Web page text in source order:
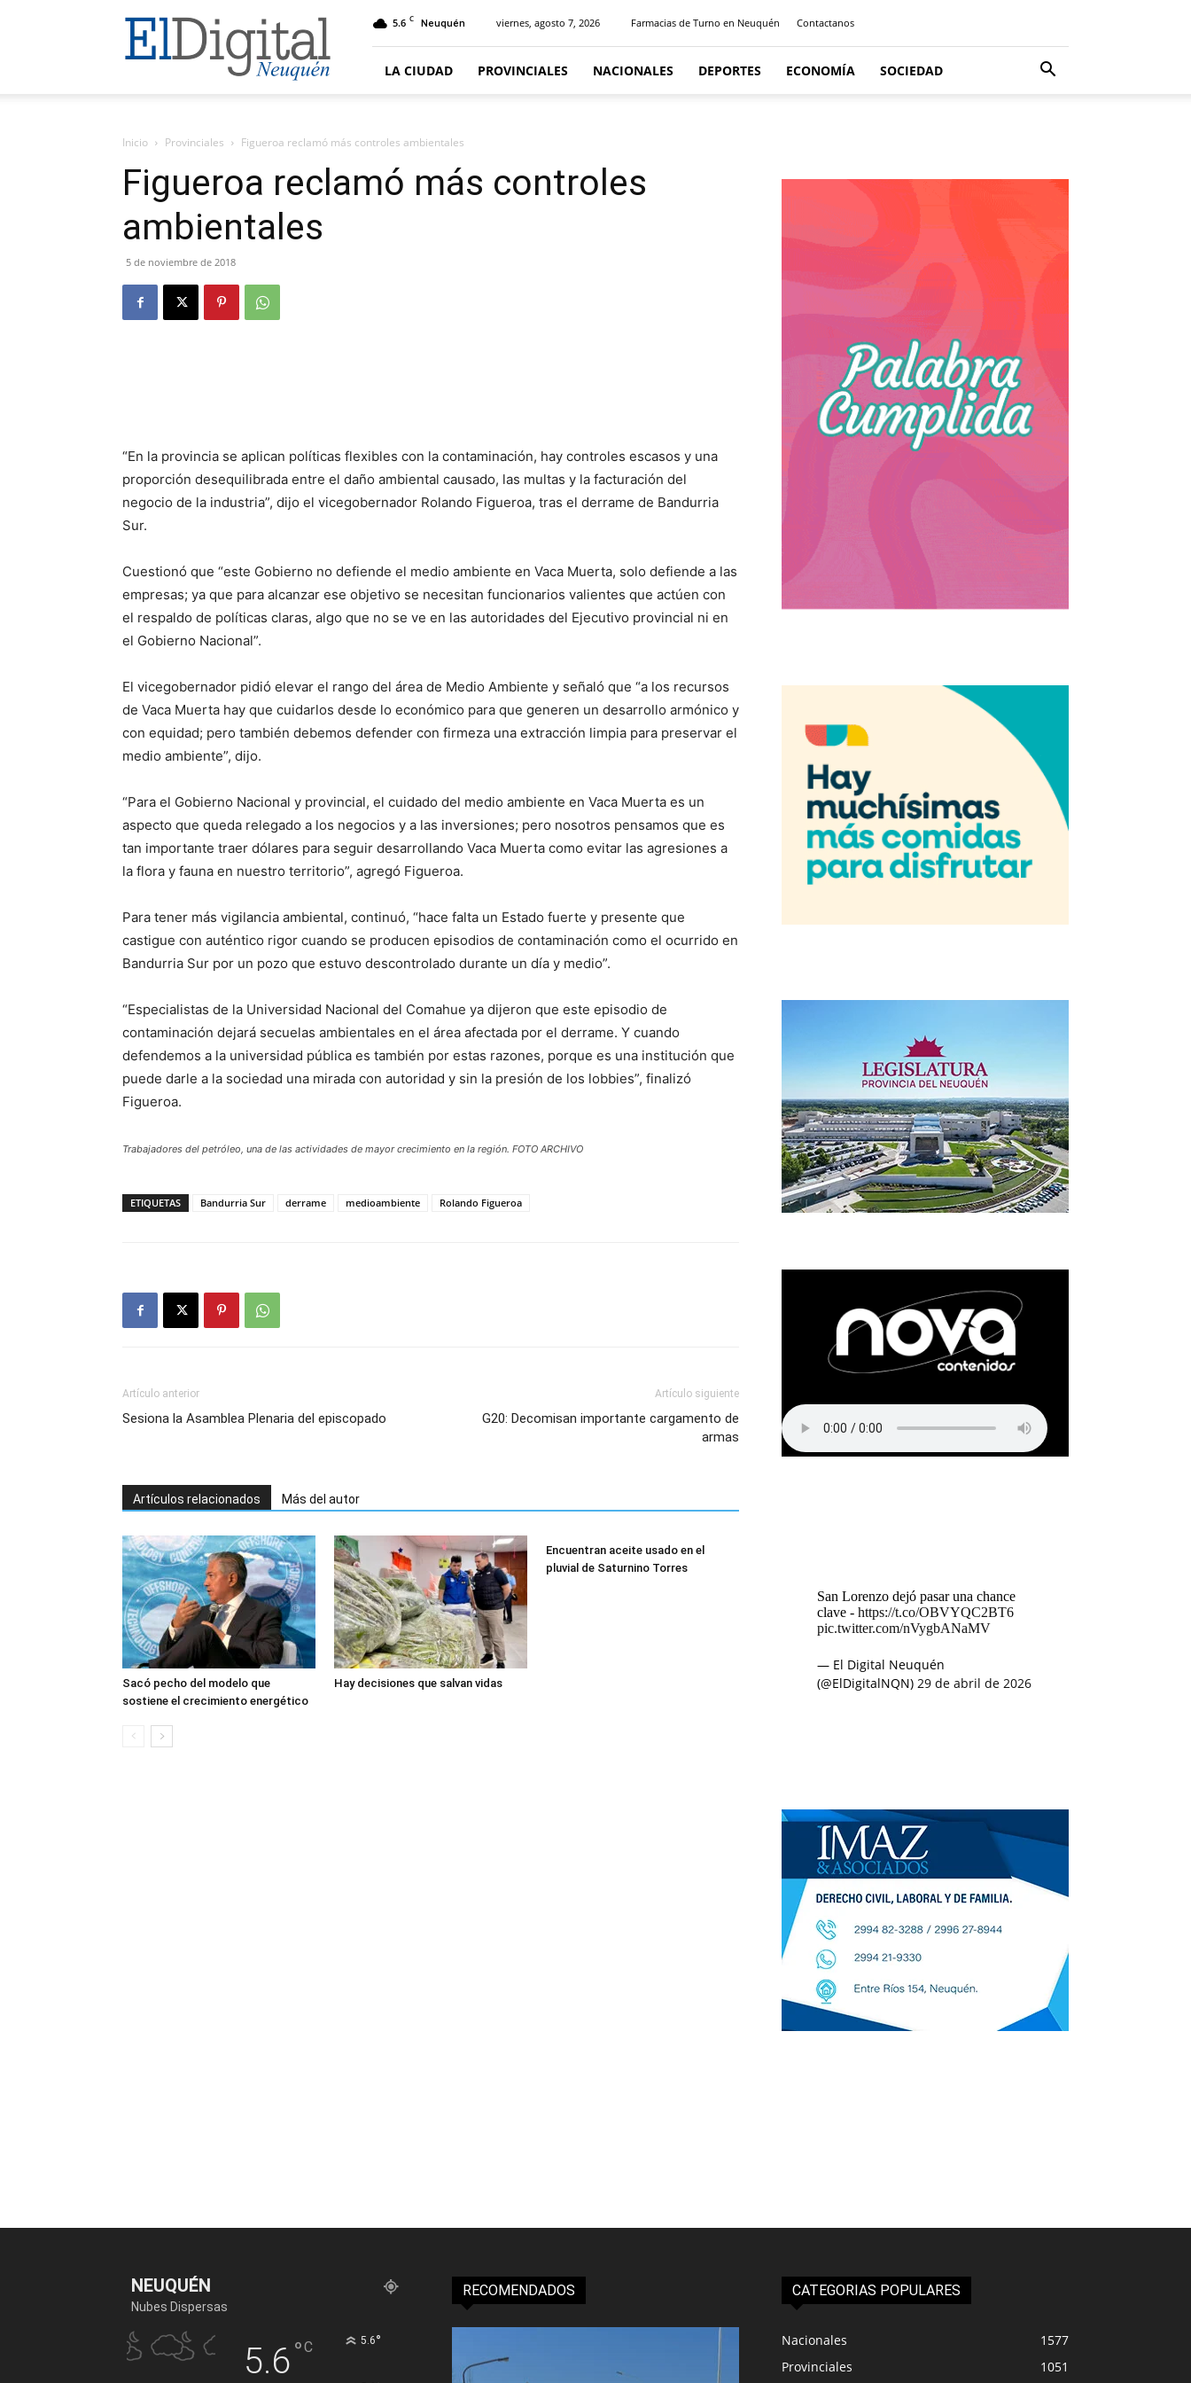
El
Digital
Neuquen
5.6 C Neuquén viernes, agosto 7, 2026 Farmacias de Turno en Neuquén Contactanos
LA CIUDAD PROVINCIALES NACIONALES DEPORTES ECONOMÍA SOCIEDAD
Inicio Provinciales Figueroa reclamó más controles ambientales
Figueroa reclamó más controles
ambientales
5 de noviembre de 2018
“En la provincia se aplican políticas flexibles con la contaminación, hay controles escasos y una
proporción desequilibrada entre el daño ambiental causado, las multas y la facturación del
negocio de la industria”, dijo el vicegobernador Rolando Figueroa, tras el derrame de Bandurria
Sur.
Cuestionó que “este Gobierno no defiende el medio ambiente en Vaca Muerta, solo defiende a las
empresas; ya que para alcanzar ese objetivo se necesitan funcionarios valientes que actúen con
el respaldo de políticas claras, algo que no se ve en las autoridades del Ejecutivo provincial ni en
el Gobierno Nacional”.
El vicegobernador pidió elevar el rango del área de Medio Ambiente y señaló que “a los recursos
de Vaca Muerta hay que cuidarlos desde lo económico para que generen un desarrollo armónico y
con equidad; pero también debemos defender con firmeza una extracción limpia para preservar el
medio ambiente”, dijo.
“Para el Gobierno Nacional y provincial, el cuidado del medio ambiente en Vaca Muerta es un
aspecto que queda relegado a los negocios y a las inversiones; pero nosotros pensamos que es
tan importante traer dólares para seguir desarrollando Vaca Muerta como evitar las agresiones a
la flora y fauna en nuestro territorio”, agregó Figueroa.
Para tener más vigilancia ambiental, continuó, “hace falta un Estado fuerte y presente que
castigue con auténtico rigor cuando se producen episodios de contaminación como el ocurrido en
Bandurria Sur por un pozo que estuvo descontrolado durante un día y medio”.
“Especialistas de la Universidad Nacional del Comahue ya dijeron que este episodio de
contaminación dejará secuelas ambientales en el área afectada por el derrame. Y cuando
defendemos a la universidad pública es también por estas razones, porque es una institución que
puede darle a la sociedad una mirada con autoridad y sin la presión de los lobbies”, finalizó
Figueroa.
Trabajadores del petróleo, una de las actividades de mayor crecimiento en la región. FOTO ARCHIVO
ETIQUETAS Bandurria Sur derrame medioambiente Rolando Figueroa
Artículo anterior
Sesiona la Asamblea Plenaria del episcopado
Artículo siguiente
G20: Decomisan importante cargamento de
armas
Artículos relacionados Más del autor
Sacó pecho del modelo que
sostiene el crecimiento energético
Hay decisiones que salvan vidas
Encuentran aceite usado en el
pluvial de Saturnino Torres
San Lorenzo dejó pasar una chance
clave - https://t.co/OBVYQC2BT6
pic.twitter.com/nVygbANaMV
— El Digital Neuquén
(@ElDigitalNQN) 29 de abril de 2026
NEUQUÉN
Nubes Dispersas
5.6°C 5.6°
RECOMENDADOS CATEGORIAS POPULARES
Nacionales
1577
Provinciales
1051